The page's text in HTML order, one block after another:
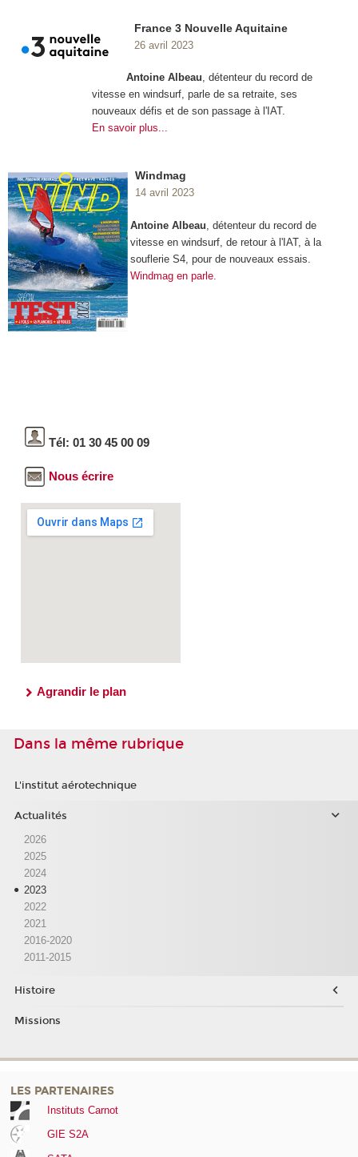
France 3 Nouvelle Aquitaine
26 avril 2023
Antoine Albeau, détenteur du record de
vitesse en windsurf, parle de sa retraite, ses
nouveaux défis et de son passage à l'IAT.
En savoir plus...
Windmag
14 avril 2023
Antoine Albeau , détenteur du record de
vitesse en windsurf, de retour à l'IAT, à la
souflerie S4, pour de nouveaux essais.
Windmag en parle.
Tél: 01 30 45 00 09
Nous écrire
Agrandir le plan
Dans la même rubrique
L'institut aérotechnique
Actualités
2026
2025
2024
2023
2022
2021
2016-2020
2011-2015
Histoire
Missions
LES PARTENAIRES
Instituts Carnot
GIE S2A